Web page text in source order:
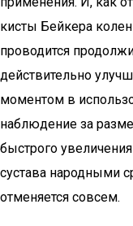
кисты Бейкера
проводится
действительно
моментом в
наблюдение за
быстрого
сустава народными
отменяется совсем.